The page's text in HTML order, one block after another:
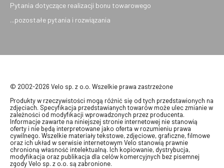
Pytania dotyczące realizacji bonu towarowego
...pozostałe pytania i rozwiązania
© 2002-2026 Velo sp. z o.o. Wszelkie prawa zastrzeżone
Produkty w rzeczywistości mogą różnić się od tych przedstawionych na
zdjęciach. Specyfikacja przedstawianych towarów może ulec zmianie w
zależności od modyfikacji wprowadzonych przez producenta.
Informacje zawarte na niniejszej stronie internetowej nie stanowią
oferty i nie będą interpretowane jako oferta w rozumieniu prawa
cywilnego. Wszelkie materiały tekstowe, zdjęciowe, graficzne, filmowe
oraz ich układ w serwisie internetowym Velo stanowią prawnie
chronioną własność intelektualną. Ich kopiowanie, dystrybucja,
modyfikacja oraz publikacja dla celów komercyjnych bez pisemnej
zgody Velo sp. z o.o. są zabronione.